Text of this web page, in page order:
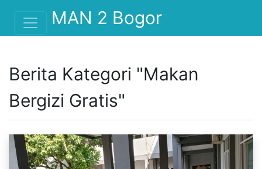
MAN 2 Bogor
Berita Kategori "Makan
Bergizi Gratis"